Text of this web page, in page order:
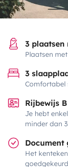
3
Plaatsen
3
Comfortabel
Rijbewijs B
Je hebt
minder dan
Document
Het
goedgekeurd